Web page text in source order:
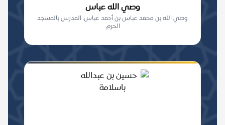
وصي الله عباس
وصي الله بن محمد عباس بن أحمد عباس. المدرس بالمسجد
الحرم.